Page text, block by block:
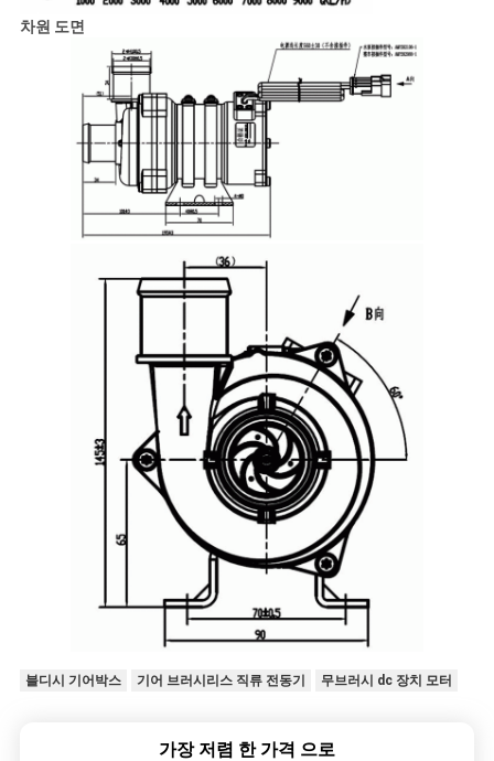
차원 도면
블디시 기어박스 기어 브러시리스 직류 전동기 무브러시 dc 장치 모터
가장 저렴 한 가격 으로